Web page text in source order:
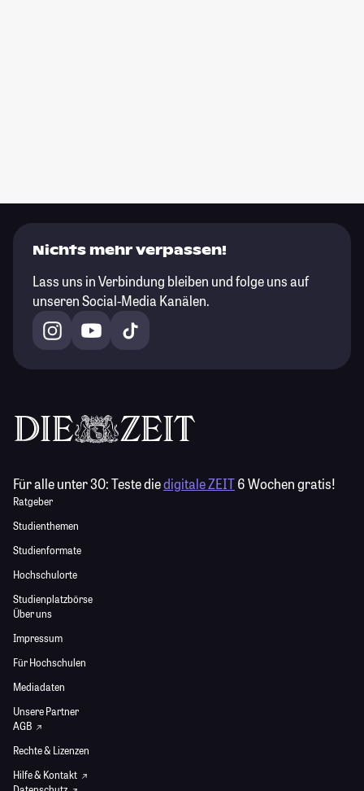
Nichts mehr verpassen!
Lass uns in Verbindung bleiben und folge uns auf
unseren Social-Media Kanälen.
Für alle unter 30:Teste diedigitale ZEIT6 Wochen gratis!
Ratgeber
Studienthemen
Studienformate
Hochschulorte
Studienplatzbörse
Über uns
Impressum
Für Hochschulen
Mediadaten
Unsere Partner
AGB
Rechte & Lizenzen
Hilfe & Kontakt